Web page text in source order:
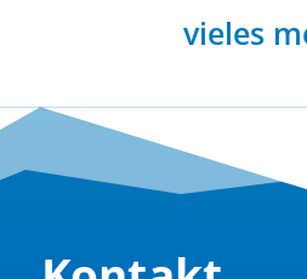
vieles